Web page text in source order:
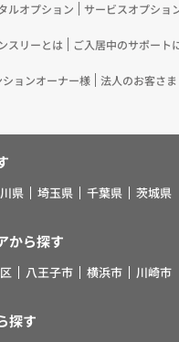
の実施
ナー様の個人情報の第三者への
は、次に掲げる場合を除き、弊
情報を、あらかじめお客様および
ることが困難であるとき ③公
児童の健全な育成の推進のため
るとき ④国の機関若しくは地方
委託を受けた者が法令の定める
に対して協力する必要がある場
ぼすおそれがあるとき ⑤その
ルオプション サービスオプショ
スリーとは ご入居中のサポート
ションオーナー様 法人のお客さま
県 埼玉県 千葉県 茨城県
から探す
八王子市 横浜市 川崎市
探す